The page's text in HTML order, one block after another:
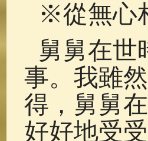
※從無心
舅舅在世
事。我雖
得，舅舅
好好地受